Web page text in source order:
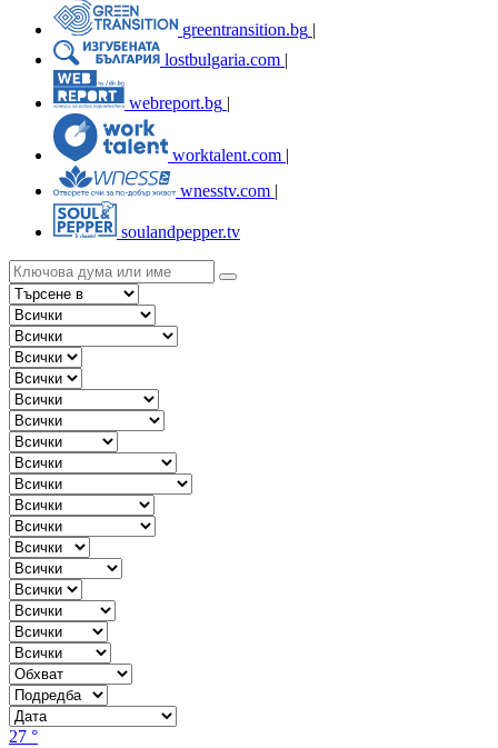
greentransition.bg |
lostbulgaria.com |
webreport.bg
worktalent.com |
wnesstv.com |
soulandpepper.tv
27 °